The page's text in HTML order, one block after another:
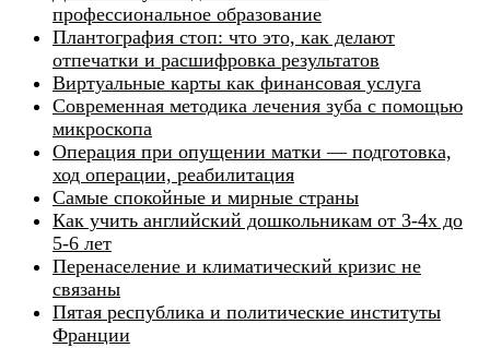
профессиональное образование
Плантография стоп: что это, как делают
отпечатки и расшифровка результатов
Виртуальные карты как финансовая услуга
Современная методика лечения зуба с помощью
микроскопа
Операция при опущении матки — подготовка,
ход операции, реабилитация
Самые спокойные и мирные страны
Как учить английский дошкольникам от 3-4х до
5-6 лет
Перенаселение и климатический кризис не
связаны
Пятая республика и политические институты
Франции